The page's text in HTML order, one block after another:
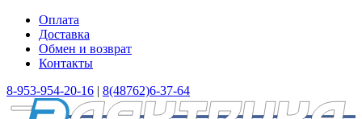
Оплата
Доставка
Обмен и возврат
Контакты
8-953-954-20-16 | 8(48762)6-37-64